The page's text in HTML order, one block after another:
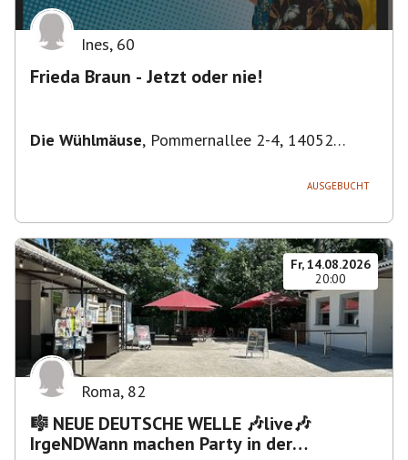
Ines, 60
Frieda Braun - Jetzt oder nie!
Die Wühlmäuse, Pommernallee 2-4, 14052
AUSGEBUCHT
Fr, 14.08.2026
20:00
Roma, 82
🎼 NEUE DEUTSCHE WELLE 🎶live🎶
IrgeNDWann machen Party in der